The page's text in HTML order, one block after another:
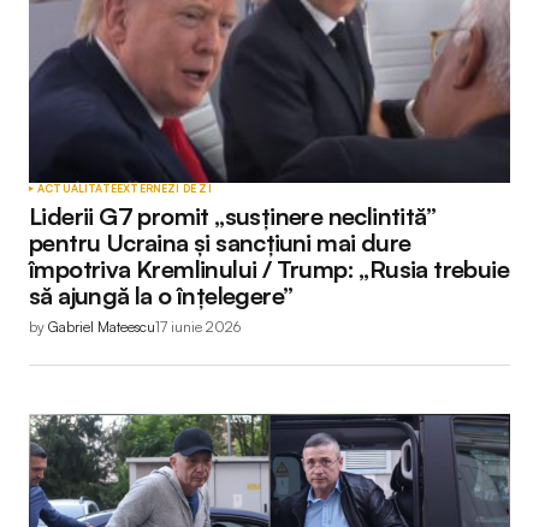
ACTUALITATEEXTERNEZI DE ZI
Liderii G7 promit „susținere neclintită”
pentru Ucraina și sancțiuni mai dure
împotriva Kremlinului / Trump: „Rusia trebuie
să ajungă la o înțelegere”
by Gabriel Mateescu17 iunie 2026